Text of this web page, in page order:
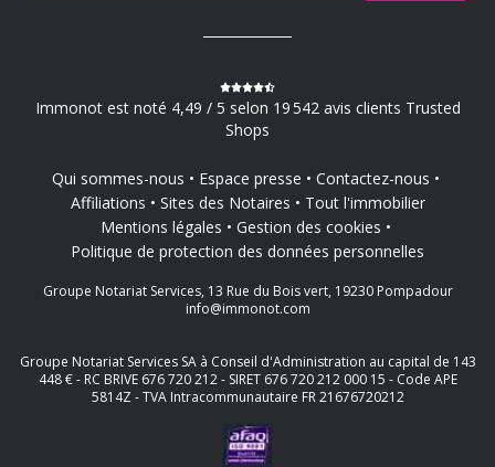
Immonot est noté 4,49 / 5 selon 19 542 avis clients Trusted
Shops
Qui sommes-nous Espace presse
Contactez-nous
Affiliations
Sites des Notaires
Tout l'immobilier
Mentions légales
Gestion des cookies
Politique de protection des données personnelles
Groupe Notariat Services, 13 Rue du Bois vert, 19230 Pompadour
info@immonot.com
Groupe Notariat Services SA à Conseil d'Administration au capital de 143
448 € - RC BRIVE 676 720 212 - SIRET 676 720 212 000 15 - Code APE
5814Z - TVA Intracommunautaire FR 21676720212